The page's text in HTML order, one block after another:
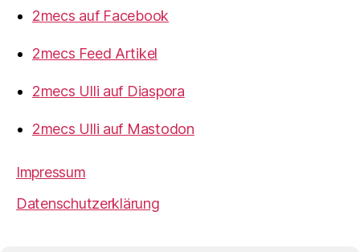
2mecs auf Facebook
2mecs Feed Artikel
2mecs Ulli auf Diaspora
2mecs Ulli auf Mastodon
Impressum
Datenschutzerklärung